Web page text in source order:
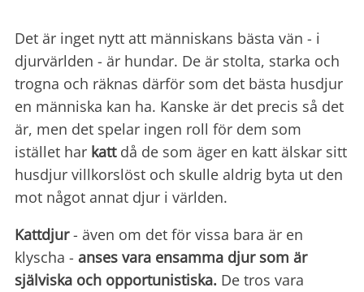
Det är inget nytt att människans bästa vän - i
djurvärlden - är hundar. De är stolta, starka och
trogna och räknas därför som det bästa husdjur
en människa kan ha. Kanske är det precis så det
är, men det spelar ingen roll för dem som
istället har katt då de som äger en katt älskar sitt
husdjur villkorslöst och skulle aldrig byta ut den
mot något annat djur i världen.
Kattdjur- även om det för vissa bara är en
klyscha - anses vara ensamma djur som är
själviska och opportunistiska. De tros vara